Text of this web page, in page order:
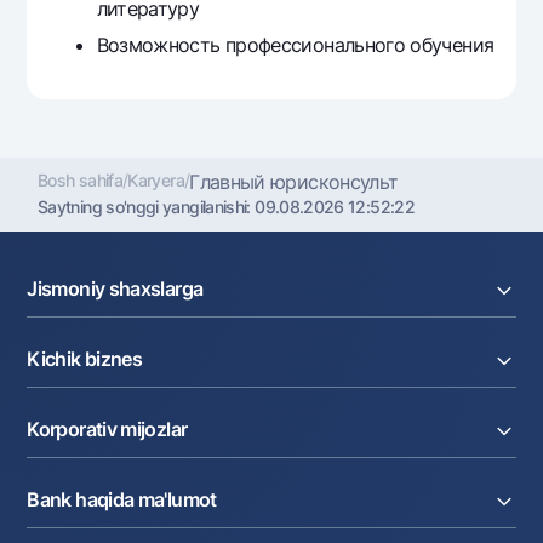
литературу
Возможность профессионального обучения
Bosh sahifa/Karyera/Главный юрисконсульт
Saytning so'nggi yangilanishi:09.08.2026 12:52:22
Jismoniy shaxslarga
Omonatlar
Kartalar
Pul oʻtkazmalari
Valyutalar kursi
Tariflar
Aksiyalar
Milliy mobil ilovasi
Kichik biznes
Kreditlar
Ekvayring
Depozitlar
Kartalar
Tariflar
Korporativ mijozlar
Faktoring
Akkreditiv
Bank haqida ma'lumot